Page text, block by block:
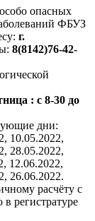
опасных
ФБУЗ
г.
8(8142)76-42-
: с 8-30 до
дни:
10.05.2022,
28.05.2022,
12.06.2022,
26.06.2022.
расчёту с
регистратуре